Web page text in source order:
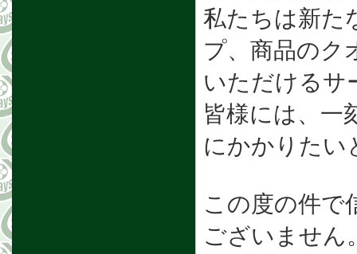
私たちは新た
プ、商品のク
いただけるサ
皆様には、一
にかかりたい
この度の件で
ございません